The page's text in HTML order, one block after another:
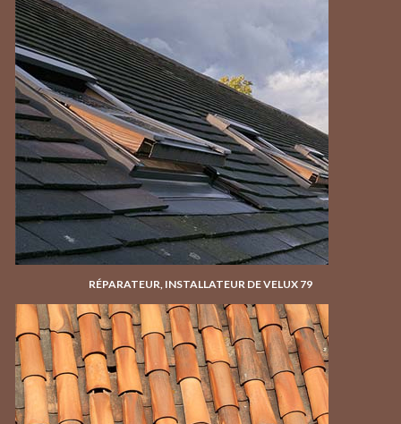
RÉPARATEUR, INSTALLATEUR DE VELUX 79